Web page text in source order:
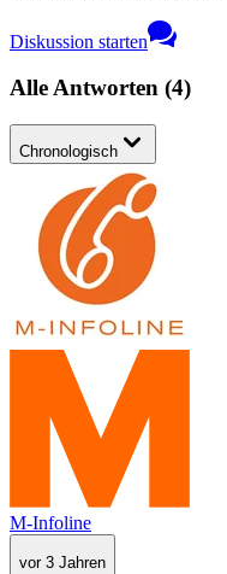
Diskussion starten
Alle Antworten (4)
Chronologisch
M-Infoline
vor 3 Jahren